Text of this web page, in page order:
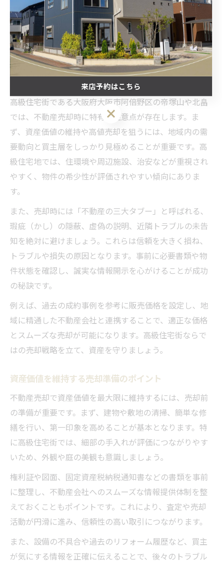
損しないための高級住宅街売却ポ
イント
高級住宅街で不動産売却を成功させる極意
高級住宅街である大阪府大阪市阿倍野区の帝塚山や北畠
では、不動産売却時に特有の注意点が存在します。ま
ず、資産価値の維持や高値売却を狙うには、地域内の需
要動向と買主層をしっかり見極めることが重要です。高
級住宅地では、住環境や周辺施設、治安などが重視され
やすく、物件の希少性が評価されやすい傾向にありま
す。
また、売却時には「不動産の三大タブー」と呼ばれる、
瑕疵（かし）の隠蔽、虚偽の説明、近隣トラブルの未告
知を絶対に避けましょう。これらは信頼を大きく損ね、
トラブルや損失の原因となります。事前に必要書類や物
件状態を確認し、誠実な情報開示を心がけることが成功
の秘訣です。
例えば、過去の成約事例を参考に販売価格を設定し、地
域に精通した不動産会社と連携することで、適正な価格
とスムーズな売却が可能になります。高級住宅街ならで
はの売却戦略を立て、資産を守りましょう。
資産価値を維持する売却準備のポイント
不動産売却で資産価値を最大限に維持するには、売却前
の準備が重要です。まず、建物や敷地の清掃、簡単な修
繕を行い、第一印象を高めることが基本となります。特
に高級住宅街では、細部の手入れが評価につながりやす
いため、外観や庭の美観も意識しましょう。
権利証や図面、固定資産税納税通知書などの書類を事前
に整理し、不動産会社へのスムーズな情報提供体制を整
えておくこともポイントです。これにより、査定や売却
活動が円滑に進み、信頼性の高い取引につながります。
また、設備の不具合や過去のリフォーム履歴など、買主
が気にする情報を正確に伝えることで、後々のトラブル
来店予約はこちら
来店予約はこちら